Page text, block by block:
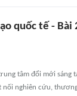
quốc tế -
tâm đổi mới sáng
nghiên cứu,